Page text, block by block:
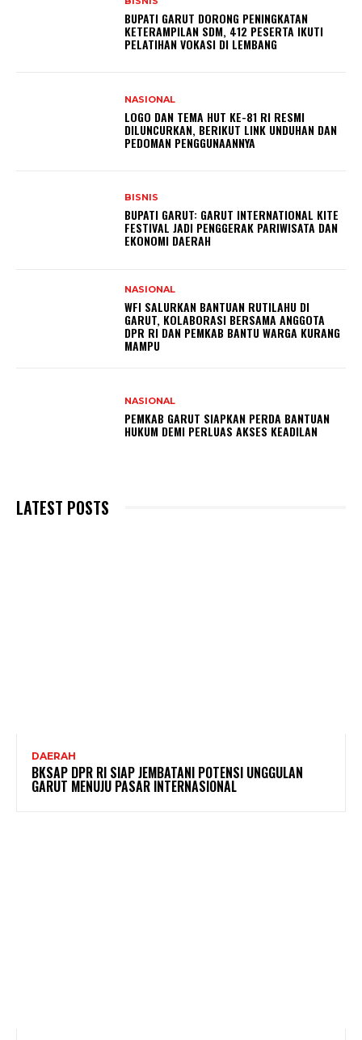
BUPATI GARUT DORONG PENINGKATAN
KETERAMPILAN SDM, 412 PESERTA IKUTI
PELATIHAN VOKASI DI LEMBANG
NASIONAL
LOGO DAN TEMA HUT KE-81 RI RESMI
DILUNCURKAN, BERIKUT LINK UNDUHAN DAN
PEDOMAN PENGGUNAANNYA
BISNIS
BUPATI GARUT: GARUT INTERNATIONAL KITE
FESTIVAL JADI PENGGERAK PARIWISATA DAN
EKONOMI DAERAH
NASIONAL
WFI SALURKAN BANTUAN RUTILAHU DI
GARUT, KOLABORASI BERSAMA ANGGOTA
DPR RI DAN PEMKAB BANTU WARGA KURANG
MAMPU
NASIONAL
PEMKAB GARUT SIAPKAN PERDA BANTUAN
HUKUM DEMI PERLUAS AKSES KEADILAN
LATEST POSTS
DAERAH
BKSAP DPR RI SIAP JEMBATANI POTENSI UNGGULAN
GARUT MENUJU PASAR INTERNASIONAL